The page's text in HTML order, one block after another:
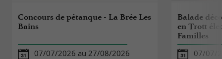
Concours de pétanque - La Brée Les
Bains
07/07/2026 au 27/08/2026
Balade
en Trott
Familles
07/07/